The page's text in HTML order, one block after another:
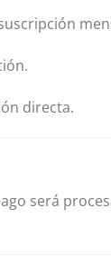
directa.
será